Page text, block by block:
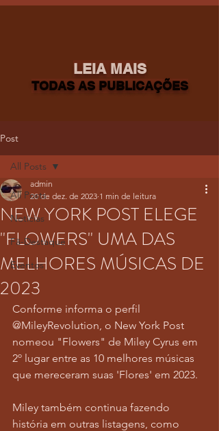
LEIA MAIS
TODAS AS PUBLICAÇÕES
Post
All Posts
Notícias
Fã-Destaque
Eventos
All Posts
NEW YORK POST ELEGE
"FLOWERS" UMA DAS
MELHORES MÚSICAS DE
2023
admin
20 de dez. de 2023 1 min de leitura
Conforme informa o perfil
@MileyRevolution, o New York Post
nomeou "Flowers" de Miley Cyrus em
2º lugar entre as 10 melhores músicas
que mereceram suas 'Flores' em 2023.
Miley também continua fazendo
história em outras listagens, como